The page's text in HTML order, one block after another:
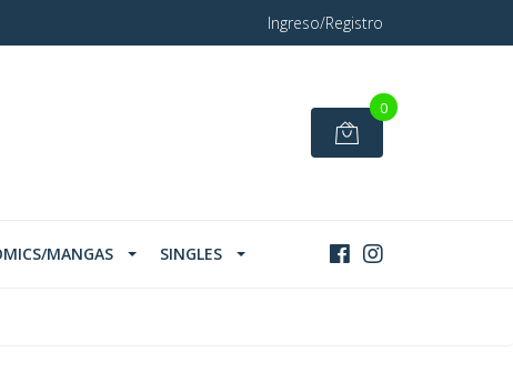
Ingreso/Registro
0
MANGAS SINGLES